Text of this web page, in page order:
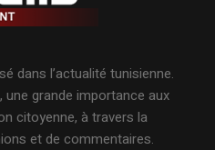
dans l’actualité tunisienne.
une grande importance aux
citoyenne, à travers la
et de commentaires.